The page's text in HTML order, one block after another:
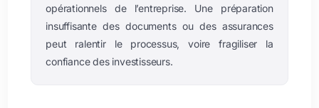
opérationnels de l’entreprise. Une préparation
insuffisante des documents ou des assurances
peut ralentir le processus, voire fragiliser la
confiance des investisseurs.